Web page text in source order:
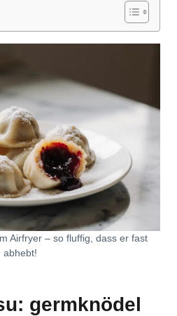
Airfryer – so fluffig, dass er fast
abhebt!
germknödel